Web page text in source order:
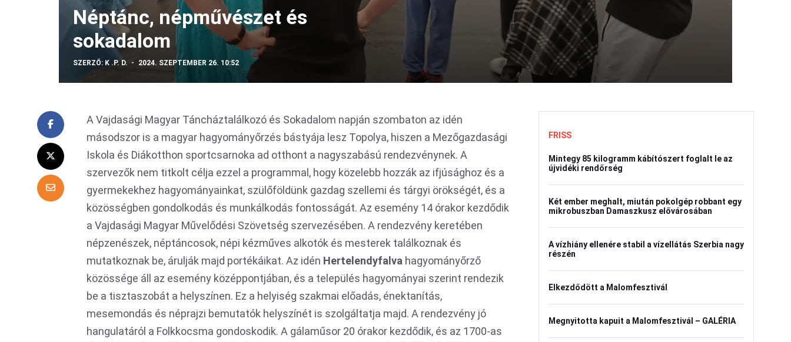
Néptánc, népművészet és
sokadalom
SZERZŐ: K .P. D. 2024. SZEPTEMBER 26. 10:52
A Vajdasági Magyar Táncháztalálkozó és Sokadalom napján szombaton az idén
másodszor is a magyar hagyományőrzés bástyája lesz Topolya, hiszen a Mezőgazdasági
Iskola és Diákotthon sportcsarnoka ad otthont a nagyszabású rendezvénynek. A
szervezők nem titkolt célja ezzel a programmal, hogy közelebb hozzák az ifjúsághoz és a
gyermekekhez hagyományainkat, szülőföldünk gazdag szellemi és tárgyi örökségét, és a
közösségben gondolkodás és munkálkodás fontosságát. Az esemény 14 órakor kezdődik
a Vajdasági Magyar Művelődési Szövetség szervezésében. A rendezvény keretében
népzenészek, néptáncosok, népi kézműves alkotók és mesterek találkoznak és
mutatkoznak be, árulják majd portékáikat. Az idén Hertelendyfalva hagyományőrző
közössége áll az esemény középpontjában, és a település hagyományai szerint rendezik
be a tisztaszobát a helyszínen. Ez a helyiség szakmai előadás, énektanítás,
mesemondás és néprajzi bemutatók helyszínét is szolgáltatja majd. A rendezvény jó
hangulatáról a Folkkocsma gondoskodik. A gálaműsor 20 órakor kezdődik, és az 1700-as
FRISS
Mintegy 85 kilogramm kábítószert foglalt le az
újvidéki rendőrség
Két ember meghalt, miután pokolgép robbant egy
mikrobuszban Damaszkusz elővárosában
A vízhiány ellenére stabil a vízellátás Szerbia nagy
részén
Elkezdődött a Malomfesztivál
Megnyitotta kapuit a Malomfesztivál – GALÉRIA